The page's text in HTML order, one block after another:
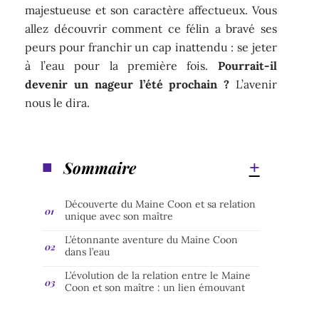
majestueuse et son caractère affectueux. Vous
allez découvrir comment ce félin a bravé ses
peurs pour franchir un cap inattendu : se jeter
à l’eau pour la première fois. Pourrait-il
devenir un nageur l’été prochain ?L’avenir
nous le dira.
Sommaire
Découverte du Maine Coon et sa relation
unique avec son maître
L’étonnante aventure du Maine Coon
dans l’eau
L’évolution de la relation entre le Maine
Coon et son maître : un lien émouvant